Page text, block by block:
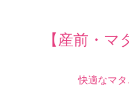
【産前・マ
快適なマ